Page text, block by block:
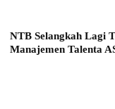
NTB Selangkah Lagi
Manajemen Talenta